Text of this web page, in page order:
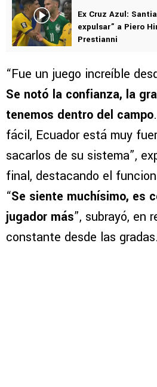
Ex Cruz Azul:
expulsar” a Piero
Prestianni
“Fue un juego increíble
Se notó la confianza, la
tenemos dentro del campo
fácil, Ecuador está muy
sacarlos de su sistema”,
final, destacando el
“Se siente muchísimo, es
jugador más”, subrayó, en
constante desde las gradas.